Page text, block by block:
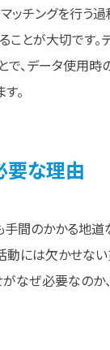
マッチングを行う
ことが大切です。
で、データ使用時
。
要な理由
手間のかかる地道
動には欠かせな
がなぜ必要なのか